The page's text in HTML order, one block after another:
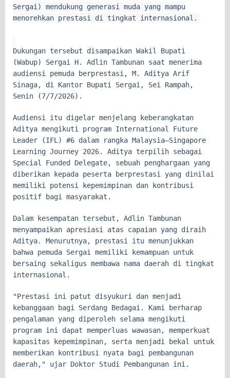
Sergai) mendukung generasi muda yang mampu
menorehkan prestasi di tingkat internasional.
Dukungan tersebut disampaikan Wakil Bupati
(Wabup) Sergai H. Adlin Tambunan saat menerima
audiensi pemuda berprestasi, M. Aditya Arif
Sinaga, di Kantor Bupati Sergai, Sei Rampah,
Senin (7/7/2026).
Audiensi itu digelar menjelang keberangkatan
Aditya mengikuti program International Future
Leader (IFL) #6 dalam rangka Malaysia–Singapore
Learning Journey 2026. Aditya terpilih sebagai
Special Funded Delegate, sebuah penghargaan yang
diberikan kepada peserta berprestasi yang dinilai
memiliki potensi kepemimpinan dan kontribusi
positif bagi masyarakat.
Dalam kesempatan tersebut, Adlin Tambunan
menyampaikan apresiasi atas capaian yang diraih
Aditya. Menurutnya, prestasi itu menunjukkan
bahwa pemuda Sergai memiliki kemampuan untuk
bersaing sekaligus membawa nama daerah di tingkat
internasional.
"Prestasi ini patut disyukuri dan menjadi
kebanggaan bagi Serdang Bedagai. Kami berharap
pengalaman yang diperoleh selama mengikuti
program ini dapat memperluas wawasan, memperkuat
kapasitas kepemimpinan, serta menjadi bekal untuk
memberikan kontribusi nyata bagi pembangunan
daerah," ujar Doktor Studi Pembangunan ini.